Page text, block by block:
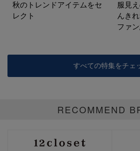
秋のトレンドアイテムをセ
レクト
服見
んき
ファ
すべての特集をチェ
RECOMMEND